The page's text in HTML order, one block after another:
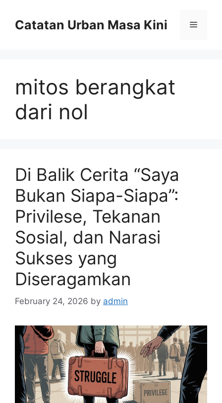
contentCatatan Urban Masa Kini Menu
mitos berangkat
dari nol
Di Balik Cerita “Saya
Bukan Siapa-Siapa”:
Privilese, Tekanan
Sosial, dan Narasi
Sukses yang
Diseragamkan
February 24, 2026 by admin